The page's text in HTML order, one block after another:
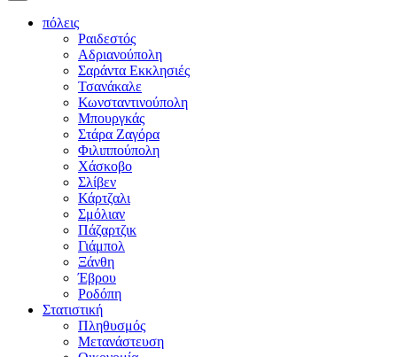
πόλεις
Ραιδεστός
Αδριανούπολη
Σαράντα Εκκλησιές
Τσανάκαλε
Κωνσταντινούπολη
Μπουργκάς
Στάρα Ζαγόρα
Φιλιππούπολη
Χάσκοβο
Σλίβεν
Κάρτζαλι
Σμόλιαν
Πάζαρτζικ
Γιάμπολ
Ξάνθη
Έβρου
Ροδόπη
Στατιστική
Πληθυσμός
Μετανάστευση